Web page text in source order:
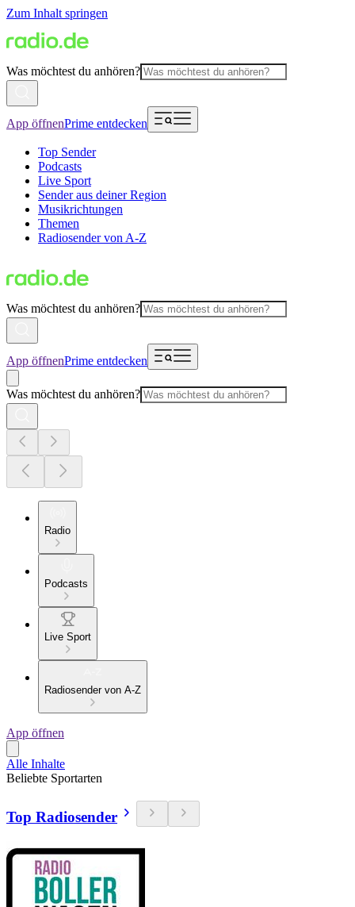
Zum Inhalt springen
Was möchtest du anhören?
App öffnenPrime entdecken
Top Sender
Podcasts
Live Sport
Sender aus deiner Region
Musikrichtungen
Themen
Radiosender von A-Z
Was möchtest du anhören?
App öffnenPrime entdecken
Was möchtest du anhören?
Radio
Podcasts
Live Sport
Radiosender von A-Z
App öffnen
Alle Inhalte
Beliebte Sportarten
Top Radiosender